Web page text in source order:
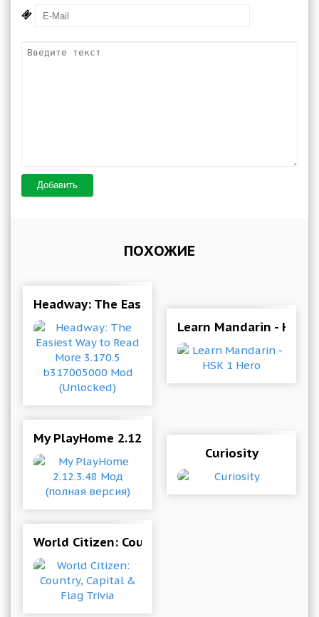
Добавить
ПОХОЖИЕ
Headway: The Easiest Way to Read More
Learn Mandarin - HSK
My PlayHome 2.12.3.48 Мод (полная версия)
Curiosity
World Citizen: Country, Capital & Flag Trivia